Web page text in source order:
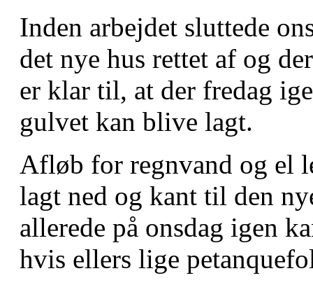
Inden arbejdet sluttede
det nye hus rettet af og
er klar til, at der fredag
gulvet kan blive lagt.
Afløb for regnvand og el
lagt ned og kant til den
allerede på onsdag igen
hvis ellers lige